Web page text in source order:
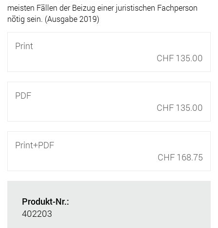
meisten Fällen der Beizug einer juristischen Fachperson
nötig sein. (Ausgabe 2019)
Print
CHF 135.00
PDF
CHF 135.00
Print+PDF
CHF 168.75
Produkt-Nr.:
402203